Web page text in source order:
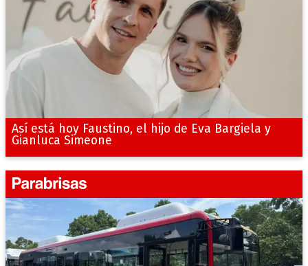
Así está hoy Faustino, el hijo de Eva Bargiela y
Gianluca Simeone